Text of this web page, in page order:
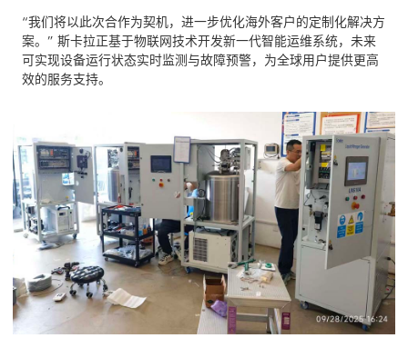
“我们将以此次合作为契机，进一步优化海外客户的定制化解决方
案。” 斯卡拉正基于物联网技术开发新一代智能运维系统，未来
可实现设备运行状态实时监测与故障预警，为全球用户提供更高
效的服务支持。